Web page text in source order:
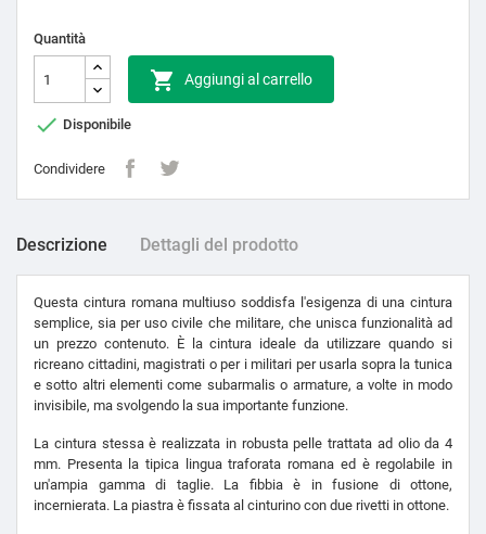
Quantità
 Aggiungi al carrello
 Disponibile
Condividere
Descrizione Dettagli del prodotto
Questa cintura romana multiuso soddisfa l'esigenza di una cintura
semplice, sia per uso civile che militare, che unisca funzionalità ad
un prezzo contenuto. È la cintura ideale da utilizzare quando si
ricreano cittadini, magistrati o per i militari per usarla sopra la tunica
e sotto altri elementi come subarmalis o armature, a volte in modo
invisibile, ma svolgendo la sua importante funzione.
La cintura stessa è realizzata in robusta pelle trattata ad olio da 4
mm. Presenta la tipica lingua traforata romana ed è regolabile in
un'ampia gamma di taglie. La fibbia è in fusione di ottone,
incernierata. La piastra è fissata al cinturino con due rivetti in ottone.